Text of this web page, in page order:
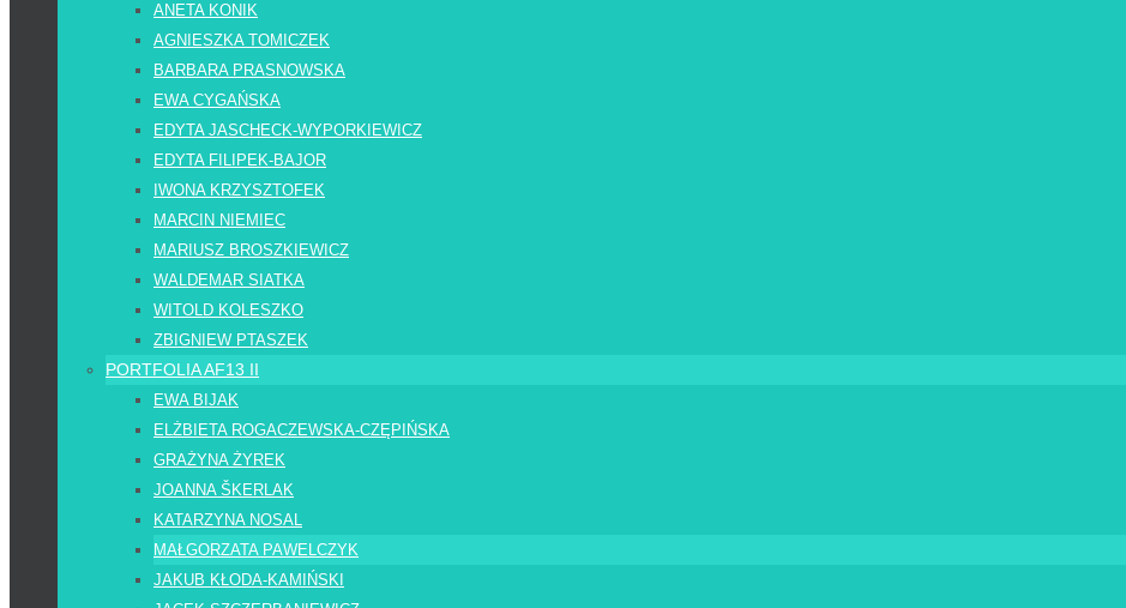
ANETA KONIK
AGNIESZKA TOMICZEK
BARBARA PRASNOWSKA
EWA CYGAŃSKA
EDYTA JASCHECK-WYPORKIEWICZ
EDYTA FILIPEK-BAJOR
IWONA KRZYSZTOFEK
MARCIN NIEMIEC
MARIUSZ BROSZKIEWICZ
WALDEMAR SIATKA
WITOLD KOLESZKO
ZBIGNIEW PTASZEK
PORTFOLIA AF13 II
EWA BIJAK
ELŻBIETA ROGACZEWSKA-CZĘPIŃSKA
GRAŻYNA ŻYREK
JOANNA ŠKERLAK
KATARZYNA NOSAL
MAŁGORZATA PAWELCZYK
JAKUB KŁODA-KAMIŃSKI